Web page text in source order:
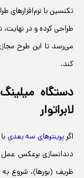
تکنسین با نرم‌افزارهای
طراحی کرده و در
می‌رسد تا این طرح
کند.
دستگاه
لابراتوار
اگرپرینترهای سه بعدی
دندانسازی برعکس عمل
ظریف (بورها)، شروع